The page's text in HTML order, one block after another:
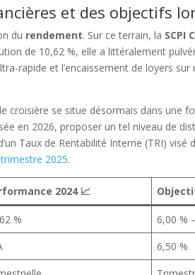
et des objectifs
du rendement. Sur ce terrain, la SCPI
de 10,62 %, elle a littéralement
rapide et l’encaissement de loyers
croisière se situe désormais dans une
en 2026, proposer un tel niveau de
Taux de Rentabilité Interne (TRI) visé
2025.
2024 📈
%
6,00 %
6,50 %